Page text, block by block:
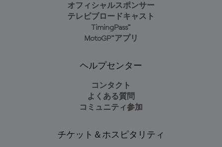
オフィシャルスポンサー
テレビブロードキャスト
TimingPass™
MotoGP™アプリ
ヘルプセンター
コンタクト
よくある質問
コミュニティ参加
チケット＆ホスピタリティ